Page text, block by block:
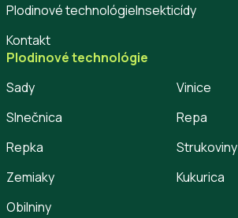
Plodinové technológie
Kontakt
Insekticídy
Plodinové technológie
Sady
Vinice
Slnečnica
Repa
Repka
Strukoviny
Zemiaky
Kukurica
Obilniny